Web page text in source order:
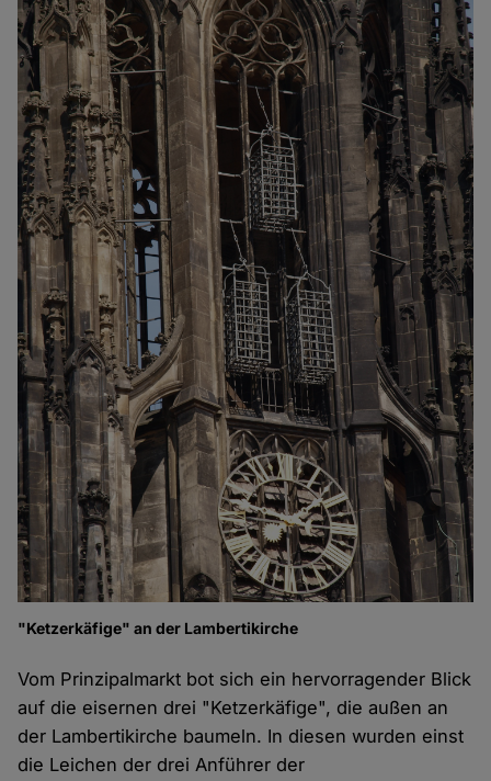
"Ketzerkäfige" an der Lambertikirche
Vom Prinzipalmarkt bot sich ein hervorragender Blick
auf die eisernen drei "Ketzerkäfige", die außen an
der Lambertikirche baumeln. In diesen wurden einst
die Leichen der drei Anführer der